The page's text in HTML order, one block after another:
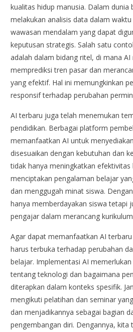
kualitas hidup manusia. Dalam dunia
melakukan analisis data dalam
wawasan mendalam yang dapat
keputusan strategis. Salah satu
adalah dalam bidang ritel, di mana
memprediksi tren pasar dan
yang efektif. Hal ini memungkinkan
responsif terhadap perubahan
AI terbaru juga telah menemukan
pendidikan. Berbagai platform
memanfaatkan AI untuk
disesuaikan dengan kebutuhan dan
tidak hanya meningkatkan
menciptakan pengalaman belajar
dan menggugah minat siswa.
hanya memberdayakan siswa tetapi
pengajar dalam merancang
Agar dapat memanfaatkan AI
harus terbuka terhadap perubahan
belajar. Implementasi AI
tentang teknologi dan bagaimana
diterapkan dalam konteks spesifik.
mengikuti pelatihan dan seminar
dan menjadikannya sebagai bagian
pengembangan diri. Dengannya, kita